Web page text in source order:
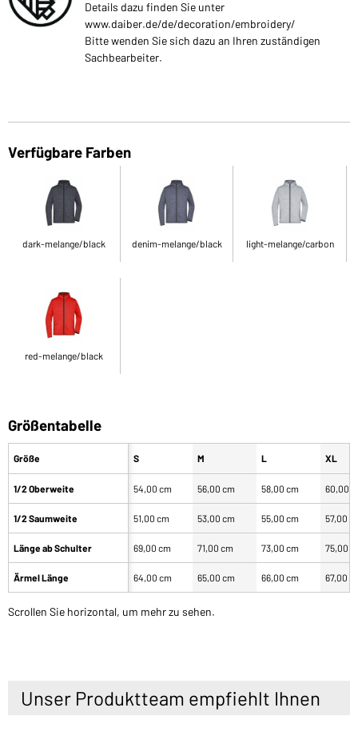
Details dazu finden Sie unter
www.daiber.de/de/decoration/embroidery/
Bitte wenden Sie sich dazu an Ihren zuständigen
Sachbearbeiter.
Verfügbare Farben
dark-melange/black denim-melange/black light-melange/carbon
red-melange/black
Größentabelle
Größe
1/2 Oberweite
1/2 Saumweite
Länge ab Schulter
Ärmel Länge
S M L XL
54,00 cm 56,00 cm 58,00 cm 60,00
51,00 cm 53,00 cm 55,00 cm 57,00
69,00 cm 71,00 cm 73,00 cm 75,00
64,00 cm 65,00 cm 66,00 cm 67,00
Scrollen Sie horizontal, um mehr zu sehen.
Unser Produktteam empfiehlt Ihnen